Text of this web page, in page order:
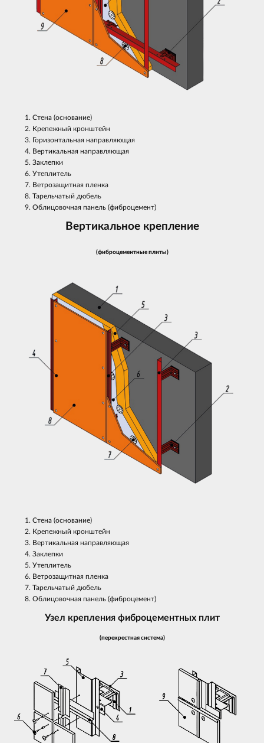
Стена (основание)
Крепежный кронштейн
Горизонтальная направляющая
Вертикальная направляющая
Заклепки
Утеплитель
Ветрозащитная пленка
Тарельчатый дюбель
Облицовочная панель (фиброцемент)
Вертикальное крепление
(фиброцементные плиты)
Стена (основание)
Крепежный кронштейн
Вертикальная направляющая
Заклепки
Утеплитель
Ветрозащитная пленка
Тарельчатый дюбель
Облицовочная панель (фиброцемент)
Узел крепления фиброцементных плит
(перекрестная система)